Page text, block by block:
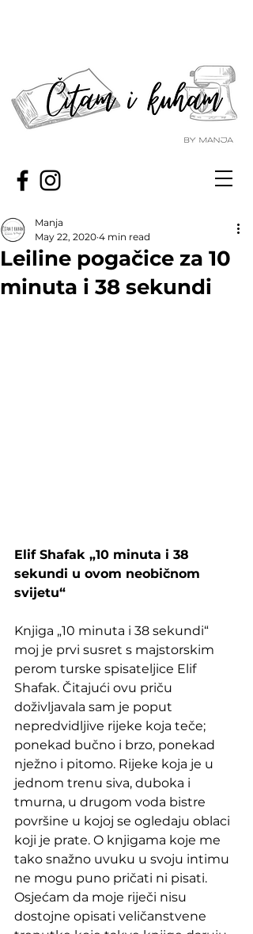
Leiline pogačice za 10
minuta i 38 sekundi
Manja
May 22, 2020 4 min read
Elif Shafak „10 minuta i 38
sekundi u ovom neobičnom
svijetu“
Knjiga „10 minuta i 38 sekundi“
moj je prvi susret s majstorskim
perom turske spisateljice Elif
Shafak. Čitajući ovu priču
doživljavala sam je poput
nepredvidljive rijeke koja teče;
ponekad bučno i brzo, ponekad
nježno i pitomo. Rijeke koja je u
jednom trenu siva, duboka i
tmurna, u drugom voda bistre
površine u kojoj se ogledaju oblaci
koji je prate. O knjigama koje me
tako snažno uvuku u svoju intimu
ne mogu puno pričati ni pisati.
Osjećam da moje riječi nisu
dostojne opisati veličanstvene